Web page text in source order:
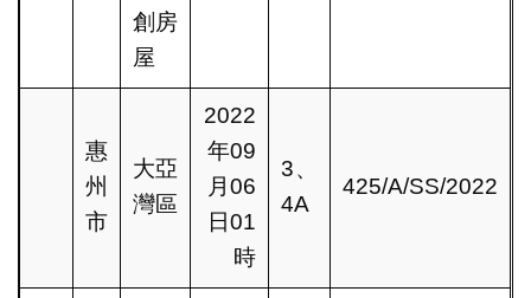
創房
屋
惠
州
市
大亞
灣區
2022
年09
月06
日01
時
3、
4A
425/A/SS/2022